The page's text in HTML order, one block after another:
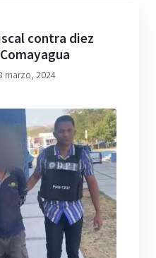
contra diez
marzo, 2024